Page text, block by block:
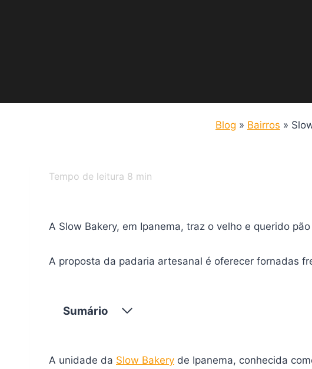
Blog » Bairros »
Tempo de leitura 8 min
A Slow Bakery, em Ipanema, traz o velho e querido
A proposta da padaria artesanal é oferecer fornadas
Sumário
A unidade da Slow Bakery de Ipanema, conhecida